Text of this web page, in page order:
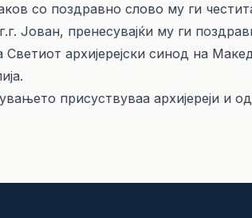
со поздравно слово му ги
Јован, пренесувајќи му ги
Светиот архијерејски синод на
присуствуваа архијереји и